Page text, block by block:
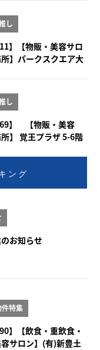
し
】【物販・美容サロ
】パークスクエア大
し
】 【物販・美容
】 覚王プラザ 5-6階
ング
お知らせ
件特集
】【飲食・重飲食・
サロン】(有)新豊土